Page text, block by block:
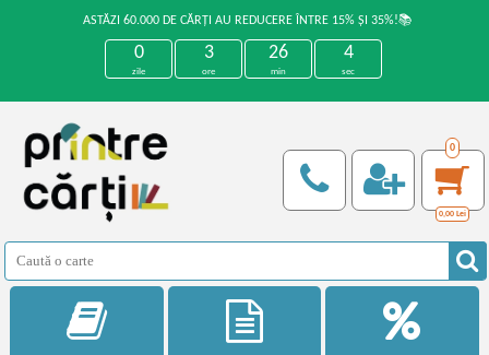
ASTĂZI 60.000 DE CĂRȚI AU REDUCERE ÎNTRE 15% ȘI 35%!📚
0
zile
3
ore
26
min
4
sec
0
0,00 Lei